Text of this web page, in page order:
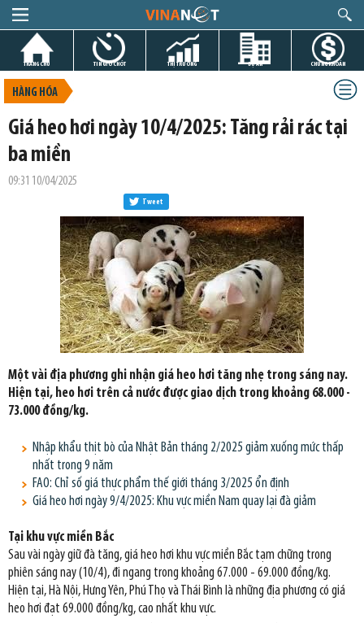
TRANG CHỦ TIN GIỜ CHÓT THỊ TRƯỜNG DỰ ÁN CHỨNG KHOÁN
HÀNG HÓA
Giá heo hơi ngày 10/4/2025: Tăng rải rác tại
ba miền
09:31 10/04/2025
Tweet
Một vài địa phương ghi nhận giá heo hơi tăng nhẹ trong sáng nay.
Hiện tại, heo hơi trên cả nước được giao dịch trong khoảng 68.000 -
73.000 đồng/kg.
Nhập khẩu thịt bò của Nhật Bản tháng 2/2025 giảm xuống mức thấp
nhất trong 9 năm
FAO: Chỉ số giá thực phẩm thế giới tháng 3/2025 ổn định
Giá heo hơi ngày 9/4/2025: Khu vực miền Nam quay lại đà giảm
Tại khu vực miền Bắc
Sau vài ngày giữ đà tăng, giá heo hơi khu vực miền Bắc tạm chững trong
phiên sáng nay (10/4), đi ngang trong khoảng 67.000 - 69.000 đồng/kg.
Hiện tại, Hà Nội, Hưng Yên, Phú Thọ và Thái Bình là những địa phương có giá
heo hơi đạt 69.000 đồng/kg, cao nhất khu vực.